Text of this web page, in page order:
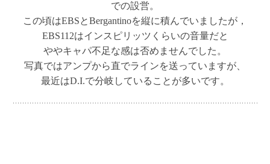
での設営。
この頃はEBSとBergantinoを縦に積んでいましたが，
EBS112はインスピリッツくらいの音量だと
ややキャパ不足な感は否めませんでした。
写真ではアンプから直でラインを送っていますが、
最近はD.I.で分岐していることが多いです。